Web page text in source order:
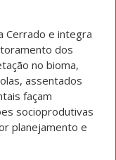
Cerrado e integra
dos
no bioma,
assentados
façam
socioprodutivas
planejamento e